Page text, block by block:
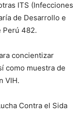
ITS (Infecciones
de Desarrollo e
Perú 482.
concientizar
como muestra de
VIH.
Contra el Sida